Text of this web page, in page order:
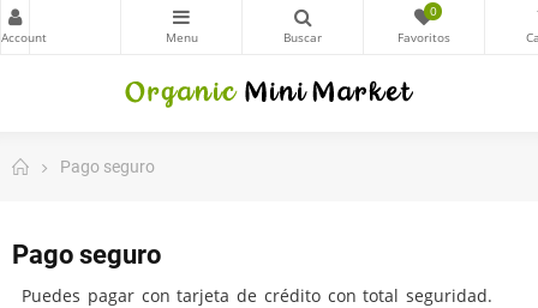
0
Pago seguro
Pago seguro
Puedes pagar con tarjeta de crédito con total seguridad.